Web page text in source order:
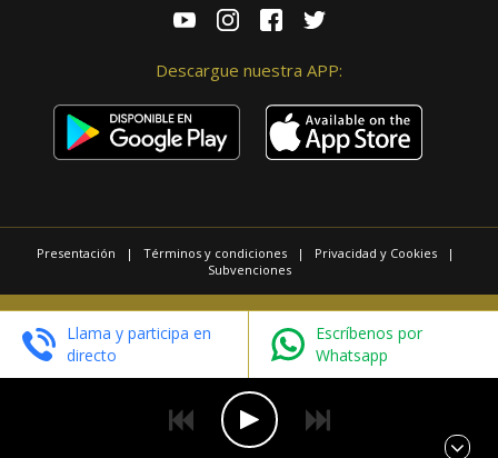
Descargue nuestra APP:
Presentación | Términos y condiciones | Privacidad y Cookies |
Subvenciones
Web Las Palmas
Llama y participa en
directo
Escríbenos por
Whatsapp
EN DIRECTO